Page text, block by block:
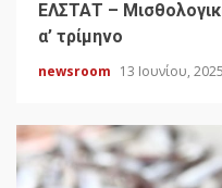
ΕΛΣΤΑΤ –
α’ τρίμηνο
newsroom 13 Ιουνίου,